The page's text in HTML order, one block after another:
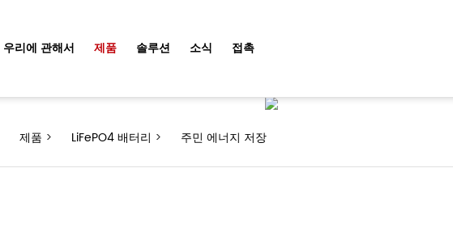
우리에 관해서 제품 솔루션 소식 접촉
제품
제품 > LiFePO4 배터리 > 주민 에너지 저장